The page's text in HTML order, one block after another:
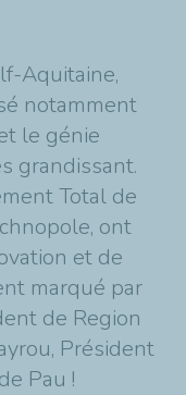
Aquitaine,
notamment
le génie
grandissant.
Total de
ont
et de
marqué par
de Region
Président
Pau !